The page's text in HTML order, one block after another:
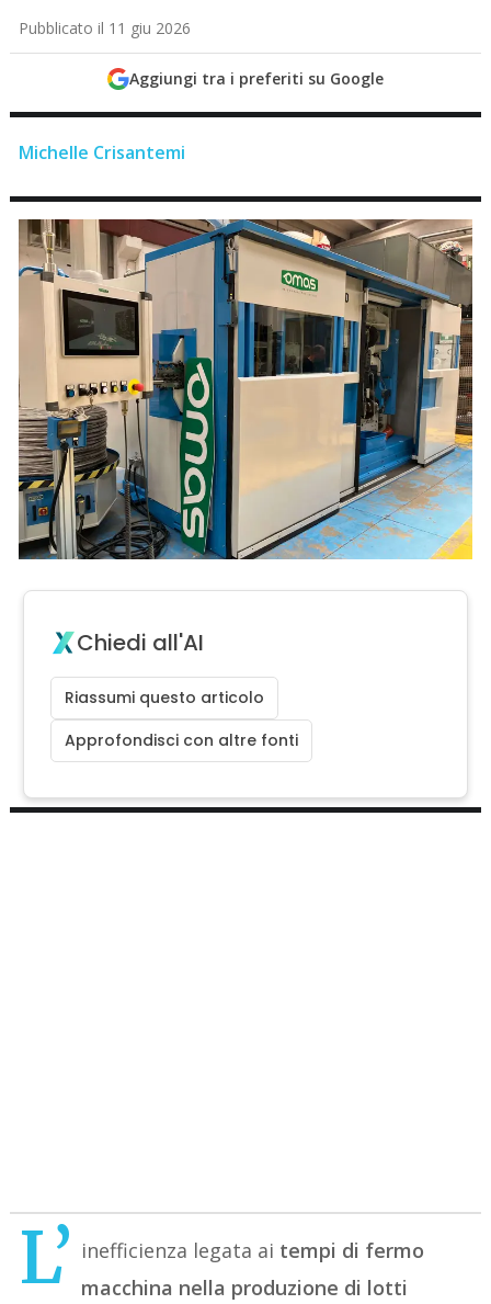
Pubblicato il 11 giu 2026
Aggiungi tra i preferiti su Google
Michelle Crisantemi
Chiedi all'AI
Riassumi questo articolo
Approfondisci con altre fonti
L’ inefficienza legata ai tempi di fermo
macchina nella produzione di lotti